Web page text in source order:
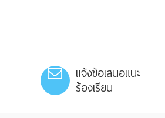
แจ้งข้อเสนอแนะ
ร้องเรียน